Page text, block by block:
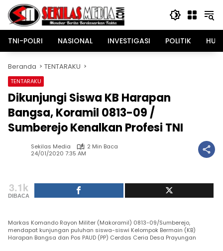
Langsung
konten
TNI-POLRI
NASIONAL INVESTIGASI POLITIK
Beranda TENTARAKU
TENTARAKU
Dikunjungi Siswa KB Harapan
Bangsa, Koramil 0813-09 /
Sumberejo Kenalkan Profesi TNI
Sekilas Media
2 Min Baca
24/01/2020 7:35 AM
3.1k
DIBACA
Markas Komando Rayon Militer (Makoramil) 0813-09/Sumberejo,
mendapat kunjungan puluhan siswa-siswi Kelompok Bermain (KB)
Harapan Bangsa dan Pos PAUD (PP) Cerdas Ceria Desa Prayungan